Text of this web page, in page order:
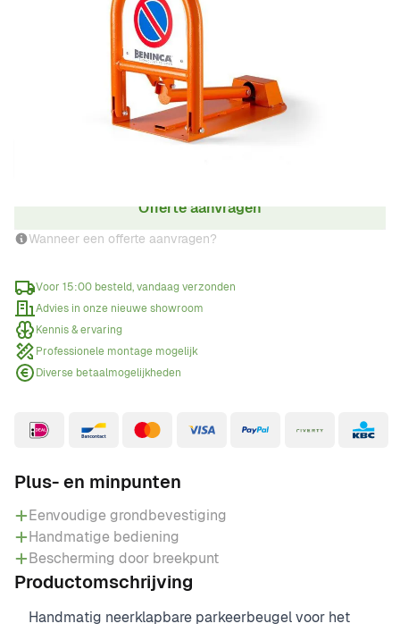
9082040 Productgroep E
Incl. BTW
€ 447,70
Offerte aanvragen
Wanneer een offerte aanvragen?
Voor 15:00 besteld, vandaag verzonden
Advies in onze nieuwe showroom
Kennis & ervaring
Professionele montage mogelijk
Diverse betaalmogelijkheden
Plus- en minpunten
Eenvoudige grondbevestiging
Handmatige bediening
Bescherming door breekpunt
Productomschrijving
Handmatig neerklapbare parkeerbeugel voor het